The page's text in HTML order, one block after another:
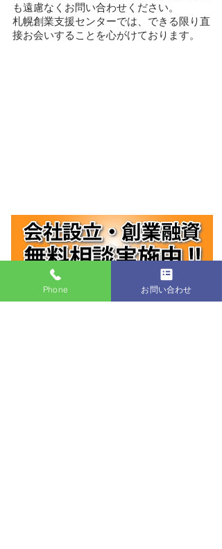
も遠慮なくお問い合わせください。
札幌創業支援センターでは、できる限り直
接お会いすることを心がけております。
Phone お問い合わせ